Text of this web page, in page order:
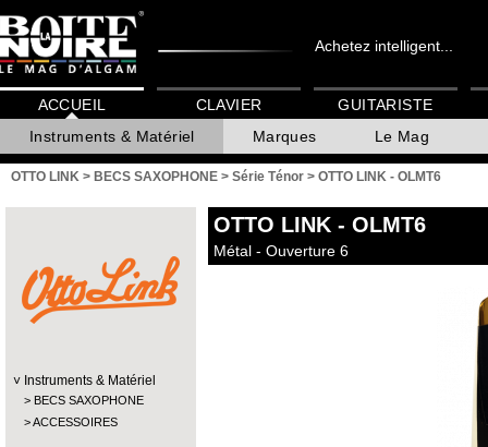
Achetez intelligent...
ACCUEIL
Instruments & Matériel
Marques Le Mag
CLAVIER GUITARISTE
OTTO LINK > BECS SAXOPHONE > Série Ténor > OTTO LINK - OLMT6
Instruments & Matériel
BECS SAXOPHONE
ACCESSOIRES
OTTO LINK - OLMT6
Métal - Ouverture 6